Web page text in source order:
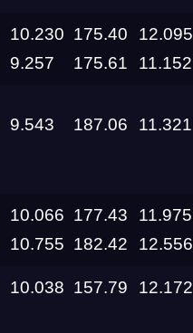
10.230 175.40 12.095
9.257 175.61 11.152
9.543 187.06 11.321
10.066 177.43 11.975
10.755 182.42 12.556
10.038 157.79 12.172